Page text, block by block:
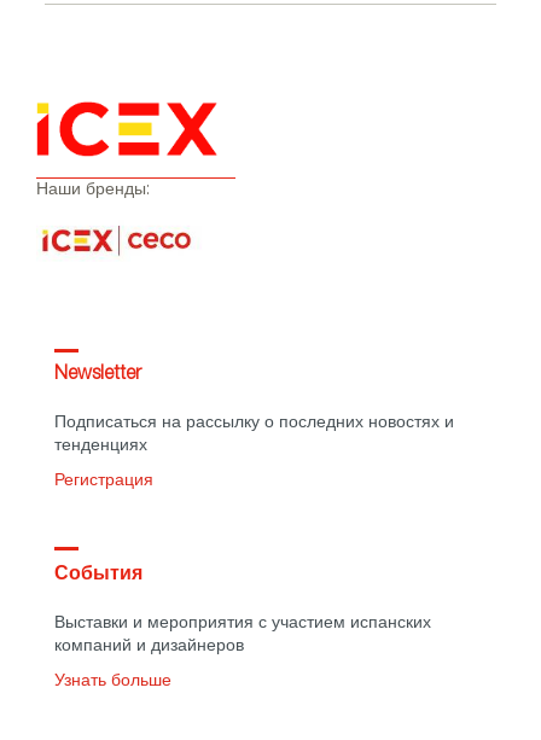
Наши бренды:
Newsletter
Подписаться на рассылку о последних новостях и
тенденциях
Регистрация
События
Выставки и мероприятия с участием испанских
компаний и дизайнеров
Узнать больше